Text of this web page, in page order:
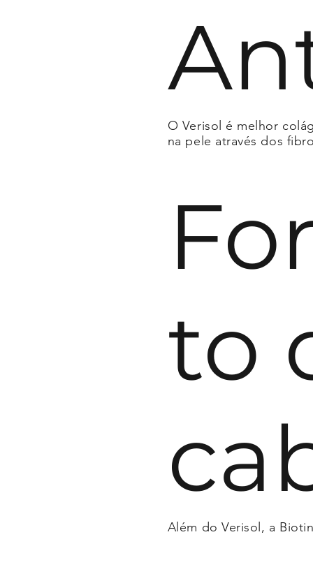
O Verisol é melhor
na pele através dos
to
Além do Verisol, a